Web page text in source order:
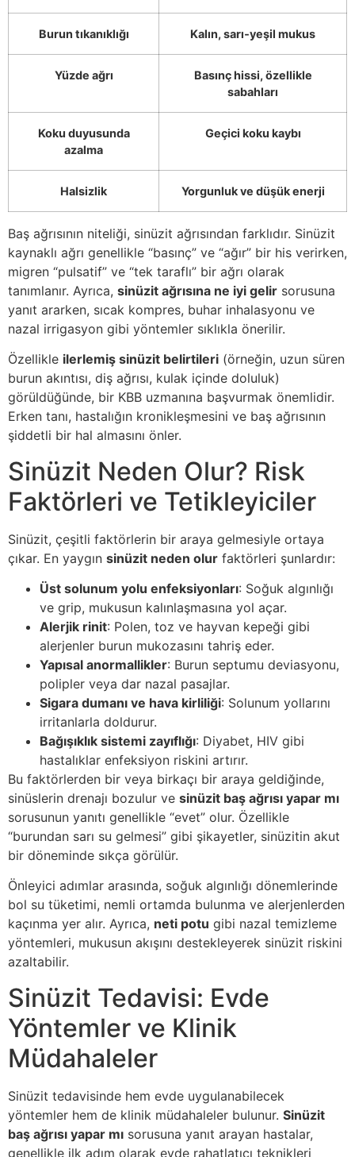
Burun tıkanıklığı Kalın, sarı‑yeşil mukus
Yüzde ağrı
Basınç hissi, özellikle
sabahları
Koku duyusunda
azalma
Geçici koku kaybı
Halsizlik Yorgunluk ve düşük enerji
Baş ağrısının niteliği, sinüzit ağrısından farklıdır. Sinüzit
kaynaklı ağrı genellikle “basınç” ve “ağır” bir his verirken,
migren “pulsatif” ve “tek taraflı” bir ağrı olarak
tanımlanır. Ayrıca, sinüzit ağrısına ne iyi gelir sorusuna
yanıt ararken, sıcak kompres, buhar inhalasyonu ve
nazal irrigasyon gibi yöntemler sıklıkla önerilir.
Özellikle ilerlemiş sinüzit belirtileri (örneğin, uzun süren
burun akıntısı, diş ağrısı, kulak içinde doluluk)
görüldüğünde, bir KBB uzmanına başvurmak önemlidir.
Erken tanı, hastalığın kronikleşmesini ve baş ağrısının
şiddetli bir hal almasını önler.
Sinüzit Neden Olur? Risk
Faktörleri ve Tetikleyiciler
Sinüzit, çeşitli faktörlerin bir araya gelmesiyle ortaya
çıkar. En yaygın sinüzit neden olur faktörleri şunlardır:
Üst solunum yolu enfeksiyonları: Soğuk algınlığı
ve grip, mukusun kalınlaşmasına yol açar.
Alerjik rinit: Polen, toz ve hayvan kepeği gibi
alerjenler burun mukozasını tahriş eder.
Yapısal anormallikler: Burun septumu deviasyonu,
polipler veya dar nazal pasajlar.
Sigara dumanı ve hava kirliliği: Solunum yollarını
irritanlarla doldurur.
Bağışıklık sistemi zayıflığı: Diyabet, HIV gibi
hastalıklar enfeksiyon riskini artırır.
Bu faktörlerden bir veya birkaçı bir araya geldiğinde,
sinüslerin drenajı bozulur ve sinüzit baş ağrısı yapar mı
sorusunun yanıtı genellikle “evet” olur. Özellikle
“burundan sarı su gelmesi” gibi şikayetler, sinüzitin akut
bir döneminde sıkça görülür.
Önleyici adımlar arasında, soğuk algınlığı dönemlerinde
bol su tüketimi, nemli ortamda bulunma ve alerjenlerden
kaçınma yer alır. Ayrıca, neti potu gibi nazal temizleme
yöntemleri, mukusun akışını destekleyerek sinüzit riskini
azaltabilir.
Sinüzit Tedavisi: Evde
Yöntemler ve Klinik
Müdahaleler
Sinüzit tedavisinde hem evde uygulanabilecek
yöntemler hem de klinik müdahaleler bulunur. Sinüzit
baş ağrısı yapar mı sorusuna yanıt arayan hastalar,
genellikle ilk adım olarak evde rahatlatıcı teknikleri